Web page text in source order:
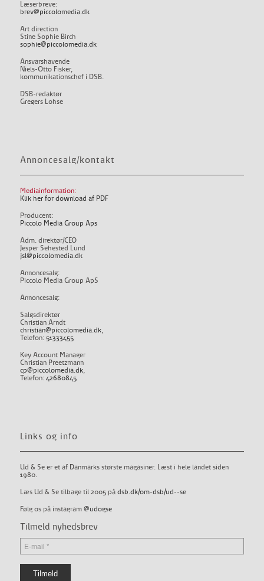
Læserbreve:
brev@piccolomedia.dk
Art direction
Stine Sophie Birch
sophie@piccolomedia.dk
Ansvarshavende
Niels-Otto Fisker,
kommunikationschef i DSB.
DSB-redaktør
Gregers Lohse
Annoncesalg/kontakt
Mediainformation:
Klik her for download af PDF
Producent:
Piccolo Media Group Aps
Adm. direktør/CEO
Jesper Sehested Lund
jsl@piccolomedia.dk
Annoncesalg:
Piccolo Media Group ApS
Annoncesalg:
Salgsdirektør
Christian Arndt
christian@piccolomedia.dk,
Telefon: 51333455
Key Account Manager
Christian Preetzmann
cp@piccolomedia.dk,
Telefon: 42680845
Links og info
Ud & Se er et af Danmarks største magasiner. Læst i hele landet siden
1980.
Læs Ud & Se tilbage til 2005 på dsb.dk/om-dsb/ud--se
Følg os på instagram @udogse
Tilmeld nyhedsbrev